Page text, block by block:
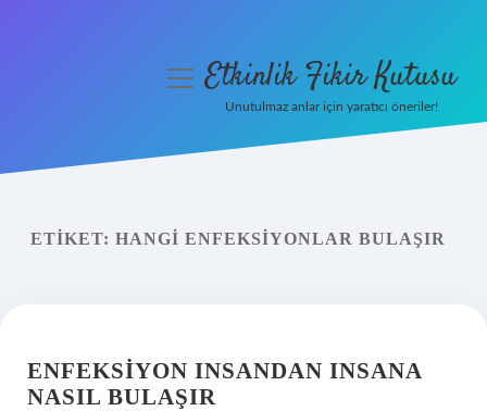
Yasal Uyarı
menüyüEtkinlik Fikir Kutusu
Unutulmaz anlar için yaratıcı öneriler!
ETIKET: HANGI ENFEKSIYONLAR BULAŞIR
ENFEKSIYON INSANDAN INSANA
NASIL BULAŞIR